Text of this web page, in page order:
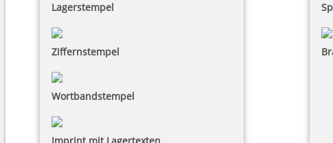
Lagerstempel
Ziffernstempel
Wortbandstempel